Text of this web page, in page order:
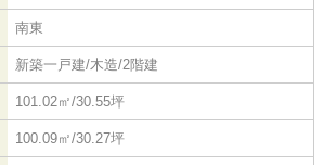
南東
新築一戸建/木造/2階建
101.02㎡/30.55坪
100.09㎡/30.27坪